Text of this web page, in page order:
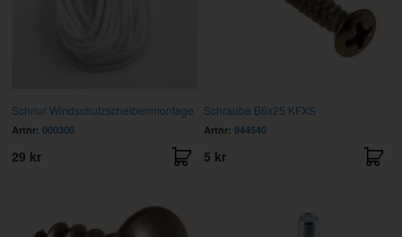
Schnur Windschutzscheibenmontage
Artnr: 000300
29 kr
Schraube B6x25 KFXS
Artnr: 944540
5 kr